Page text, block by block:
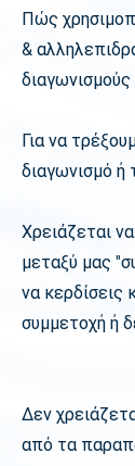
Πώς
&
Για να
διαγωνισμό
Χρειάζεται
μεταξύ μας ''
να κερδίσεις
συμμετοχή ή
Δεν
από τα